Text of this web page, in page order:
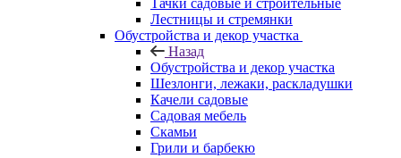
Тачки садовые и строительные
Лестницы и стремянки
Обустройства и декор участка
Назад
Обустройства и декор участка
Шезлонги, лежаки, раскладушки
Качели садовые
Садовая мебель
Скамьи
Грили и барбекю